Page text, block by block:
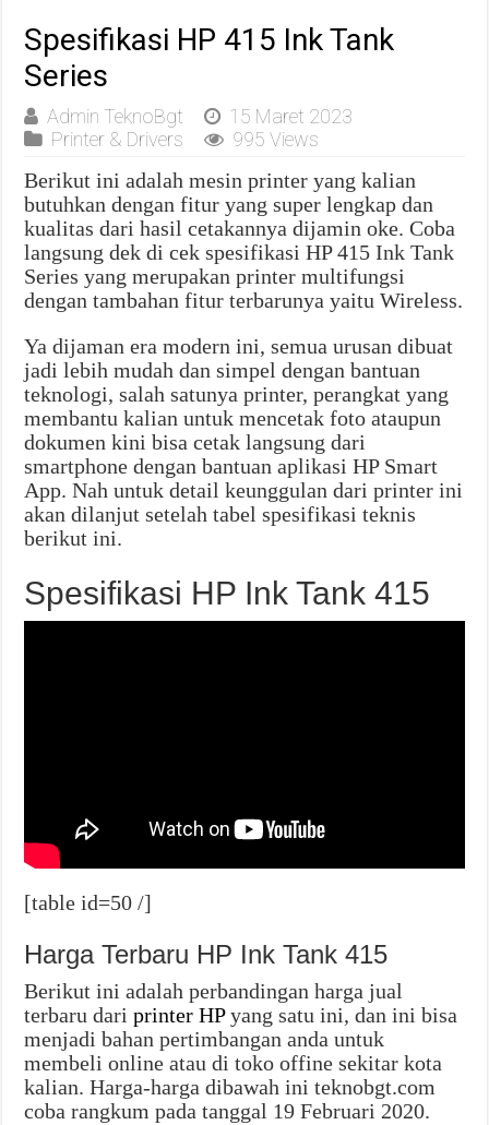
Spesifikasi HP 415 Ink Tank
Series
Admin TeknoBgt
15 Maret 2023
Printer & Drivers
995 Views
Berikut ini adalah mesin printer yang kalian
butuhkan dengan fitur yang super lengkap dan
kualitas dari hasil cetakannya dijamin oke. Coba
langsung dek di cek spesifikasi HP 415 Ink Tank
Series yang merupakan printer multifungsi
dengan tambahan fitur terbarunya yaitu Wireless.
Ya dijaman era modern ini, semua urusan dibuat
jadi lebih mudah dan simpel dengan bantuan
teknologi, salah satunya printer, perangkat yang
membantu kalian untuk mencetak foto ataupun
dokumen kini bisa cetak langsung dari
smartphone dengan bantuan aplikasi HP Smart
App. Nah untuk detail keunggulan dari printer ini
akan dilanjut setelah tabel spesifikasi teknis
berikut ini.
Spesifikasi HP Ink Tank 415
[table id=50 /]
Harga Terbaru HP Ink Tank 415
Berikut ini adalah perbandingan harga jual
terbaru dariprinter HPyang satu ini, dan ini bisa
menjadi bahan pertimbangan anda untuk
membeli online atau di toko offine sekitar kota
kalian. Harga-harga dibawah ini teknobgt.com
coba rangkum pada tanggal 19 Februari 2020.